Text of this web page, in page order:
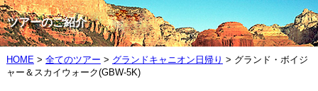
ツアーのご紹介
HOME> 全てのツアー > グランドキャニオン日帰り > グランド・ボイジ
ャー＆スカイウォーク(GBW-5K)